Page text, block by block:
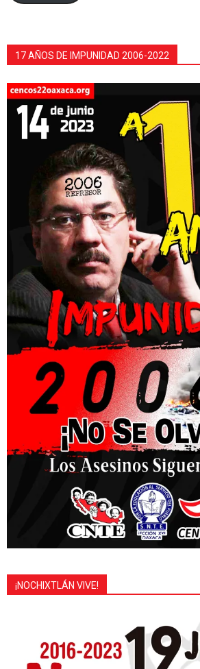
17 AÑOS DE IMPUNIDAD 2006-2022
¡NOCHIXTLÁN VIVE!